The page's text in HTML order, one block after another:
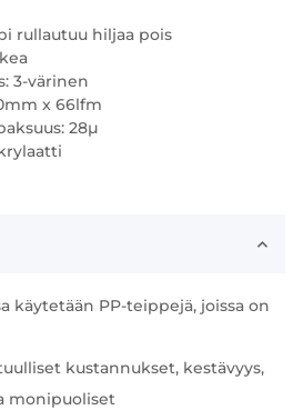
rullautuu hiljaa pois
3-värinen
x 66lfm
28µ
käytetään PP-teippejä, joissa on
kustannukset, kestävyys,
monipuoliset